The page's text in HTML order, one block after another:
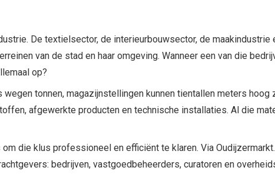
De textielsector, de interieurbouwsector, de
van de stad en haar omgeving. Wanneer een van die
op?
tonnen, magazijnstellingen kunnen tientallen meters hoog
afgewerkte producten en technische installaties. Al die
die klus professioneel en efficiënt te klaren. Via
bedrijven, vastgoedbeheerders, curatoren en